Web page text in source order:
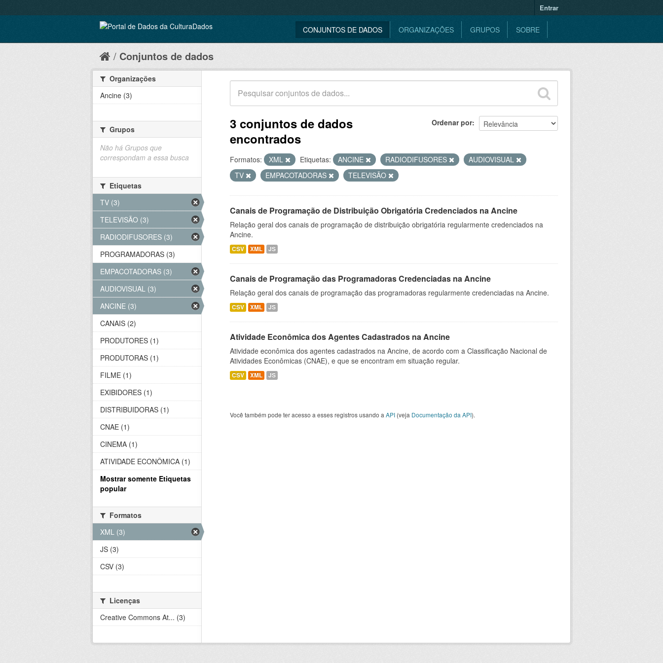
Entrar
CONJUNTOS DE DADOS ORGANIZAÇÕES GRUPOS SOBRE
Conjuntos de dados
Ordenar por
3 conjuntos de dados
encontrados
Formatos: XML Etiquetas: ANCINE RADIODIFUSORES
AUDIOVISUAL
TV
EMPACOTADORAS TELEVISÃO
Canais de Programação de Distribuição Obrigatória Credenciados na Ancine
Relação geral dos canais de programação de distribuição obrigatória regularmente credenciados na
Ancine.
CSV XML JS
Canais de Programação das Programadoras Credenciadas na Ancine
Relação geral dos canais de programação das programadoras regularmente credenciadas na Ancine.
CSV XML JS
Atividade Econômica dos Agentes Cadastrados na Ancine
Atividade econômica dos agentes cadastrados na Ancine, de acordo com a Classificação Nacional de
Atividades Econômicas (CNAE), e que se encontram em situação regular.
CSV XML JS
Você também pode ter acesso a esses registros usando a API (veja Documentação da API).
Organizações
Ancine (3)
Grupos
Não há Grupos que
correspondam a essa busca
Etiquetas
TV (3)
TELEVISÃO (3)
RADIODIFUSORES (3)
PROGRAMADORAS (3)
EMPACOTADORAS (3)
AUDIOVISUAL (3)
ANCINE (3)
CANAIS (2)
PRODUTORES (1)
PRODUTORAS (1)
FILME (1)
EXIBIDORES (1)
DISTRIBUIDORAS (1)
CNAE (1)
CINEMA (1)
ATIVIDADE ECONÔMICA (1)
Mostrar somente Etiquetas
popular
Formatos
XML (3)
JS (3)
CSV (3)
Licenças
Creative Commons At... (3)